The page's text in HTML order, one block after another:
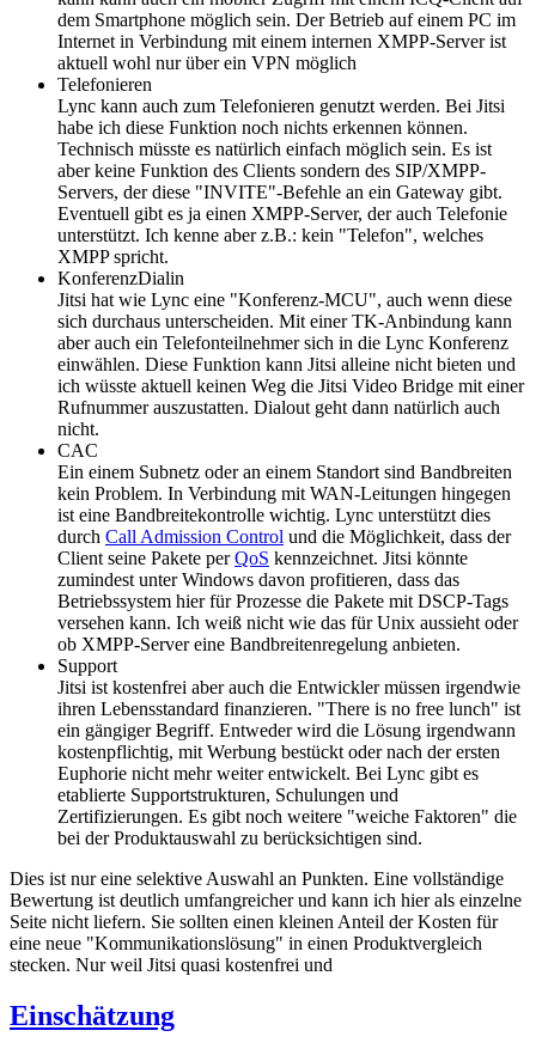
dem Smartphone möglich sein. Der Betrieb auf einem PC im
Internet in Verbindung mit einem internen XMPP-Server ist
aktuell wohl nur über ein VPN möglich
Telefonieren
Lync kann auch zum Telefonieren genutzt werden. Bei Jitsi
habe ich diese Funktion noch nichts erkennen können.
Technisch müsste es natürlich einfach möglich sein. Es ist
aber keine Funktion des Clients sondern des SIP/XMPP-
Servers, der diese "INVITE"-Befehle an ein Gateway gibt.
Eventuell gibt es ja einen XMPP-Server, der auch Telefonie
unterstützt. Ich kenne aber z.B.: kein "Telefon", welches
XMPP spricht.
KonferenzDialin
Jitsi hat wie Lync eine "Konferenz-MCU", auch wenn diese
sich durchaus unterscheiden. Mit einer TK-Anbindung kann
aber auch ein Telefonteilnehmer sich in die Lync Konferenz
einwählen. Diese Funktion kann Jitsi alleine nicht bieten und
ich wüsste aktuell keinen Weg die Jitsi Video Bridge mit einer
Rufnummer auszustatten. Dialout geht dann natürlich auch
nicht.
CAC
Ein einem Subnetz oder an einem Standort sind Bandbreiten
kein Problem. In Verbindung mit WAN-Leitungen hingegen
ist eine Bandbreitekontrolle wichtig. Lync unterstützt dies
durch Call Admission Control und die Möglichkeit, dass der
Client seine Pakete perQoS kennzeichnet. Jitsi könnte
zumindest unter Windows davon profitieren, dass das
Betriebssystem hier für Prozesse die Pakete mit DSCP-Tags
versehen kann. Ich weiß nicht wie das für Unix aussieht oder
ob XMPP-Server eine Bandbreitenregelung anbieten.
Support
Jitsi ist kostenfrei aber auch die Entwickler müssen irgendwie
ihren Lebensstandard finanzieren. "There is no free lunch" ist
ein gängiger Begriff. Entweder wird die Lösung irgendwann
kostenpflichtig, mit Werbung bestückt oder nach der ersten
Euphorie nicht mehr weiter entwickelt. Bei Lync gibt es
etablierte Supportstrukturen, Schulungen und
Zertifizierungen. Es gibt noch weitere "weiche Faktoren" die
bei der Produktauswahl zu berücksichtigen sind.
Dies ist nur eine selektive Auswahl an Punkten. Eine vollständige
Bewertung ist deutlich umfangreicher und kann ich hier als einzelne
Seite nicht liefern. Sie sollten einen kleinen Anteil der Kosten für
eine neue "Kommunikationslösung" in einen Produktvergleich
stecken. Nur weil Jitsi quasi kostenfrei und
Einschätzung